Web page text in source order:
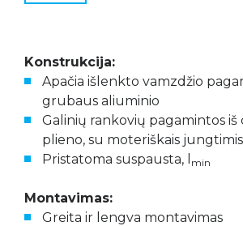
Konstrukcija:
Apačia išlenkto vamzdžio
grubaus aliuminio
Galinių rankovių pagamintos
plieno, su moteriškais jungtimis
Pristatoma suspausta, l
min
Montavimas:
Greita ir lengva montavimas